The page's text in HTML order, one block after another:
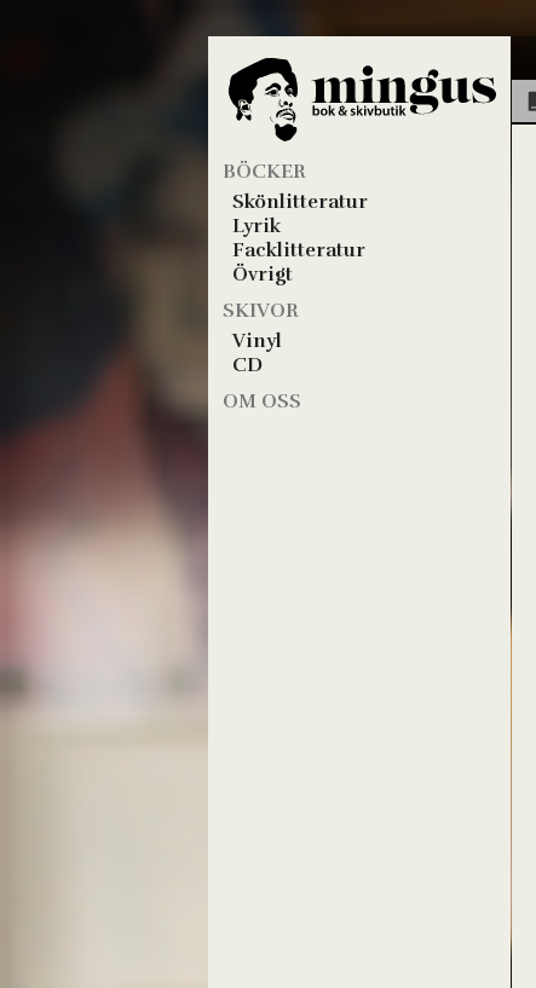
BÖCKER
Skönlitteratur
Lyrik
Facklitteratur
Övrigt
SKIVOR
Vinyl
CD
OM OSS